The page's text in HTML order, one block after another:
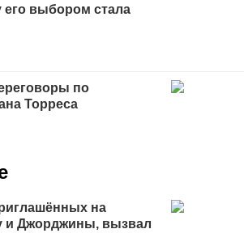
выбором стала
по
Торреса
на
и Джорджины, вызвал